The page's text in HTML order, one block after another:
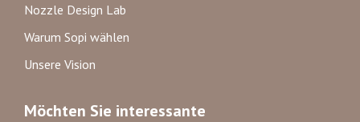
Nozzle Design Lab
Warum Sopi wählen
Unsere Vision
Möchten Sie interessante